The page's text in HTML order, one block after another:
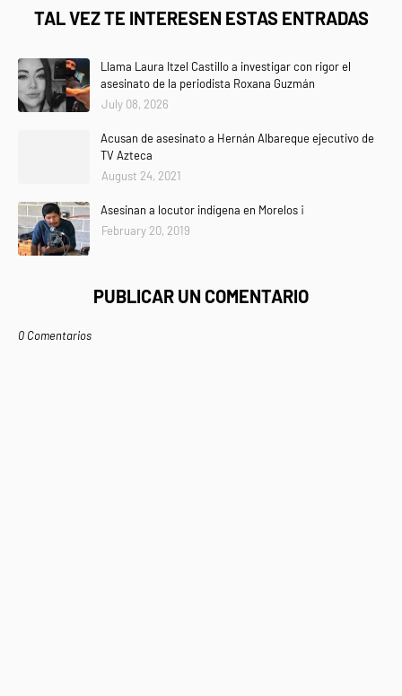
TAL VEZ TE INTERESEN ESTAS ENTRADAS
Llama Laura Itzel Castillo a investigar con rigor el
asesinato de la periodista Roxana Guzmán
July 08, 2026
Acusan de asesinato a Hernán Albareque ejecutivo de
TV Azteca
August 24, 2021
Asesinan a locutor indígena en Morelos ¡
February 20, 2019
PUBLICAR UN COMENTARIO
0 Comentarios